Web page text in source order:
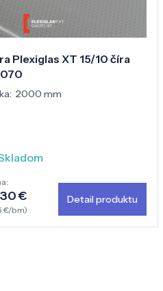
Plexiglas XT 15/10 číra
2000 mm
€
€/bm)
Detail produktu